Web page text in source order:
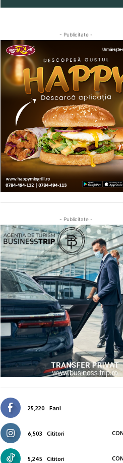
- Publicitate -
- Publicitate -
25,220 Fani
6,503 Cititori
5,245 Cititori